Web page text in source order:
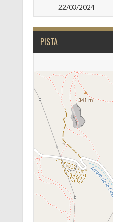
22/03/2024
PISTA